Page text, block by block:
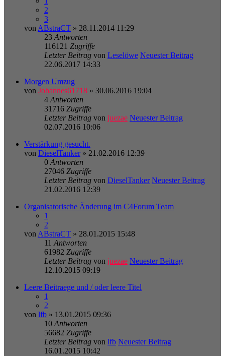
2
3
vonABstraCT » 28.11.2014 11:29
23Antworten
116121 Zugriffe
Letzter Beitrag von Leselöwe Neuester Beitrag
22.06.2017 14:33
Morgen Umzug
von Johannes61718 » 30.06.2016 19:04
4Antworten
31716 Zugriffe
Letzter Beitrag von juezae Neuester Beitrag
02.07.2016 10:06
Verstärkung gesucht.
von DieselTanker » 21.02.2016 12:39
0Antworten
27046 Zugriffe
Letzter Beitrag von DieselTanker Neuester Beitrag
21.02.2016 12:39
Organisatorische Änderung im C4Forum Team
1
2
vonABstraCT » 28.01.2015 15:48
11Antworten
61982 Zugriffe
Letzter Beitrag von juezae Neuester Beitrag
12.10.2015 09:19
Leere Beitraege und / oder leere Titel
1
2
von lfb » 13.01.2015 09:36
10Antworten
56682 Zugriffe
Letzter Beitrag von lfb Neuester Beitrag
16.01.2015 10:42